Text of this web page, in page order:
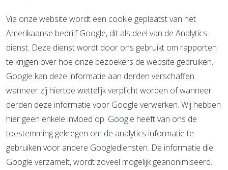
Via onze website wordt een cookie geplaatst van het
Amerikaanse bedrijf Google, dit als deel van de Analytics-
dienst. Deze dienst wordt door ons gebruikt om rapporten
te krijgen over hoe onze bezoekers de website gebruiken.
Google kan deze informatie aan derden verschaffen
wanneer zij hiertoe wettelijk verplicht worden of wanneer
derden deze informatie voor Google verwerken. Wij hebben
hier geen enkele invloed op. Google heeft van ons de
toestemming gekregen om de analytics informatie te
gebruiken voor andere Googlediensten. De informatie die
Google verzamelt, wordt zoveel mogelijk geanonimiseerd.